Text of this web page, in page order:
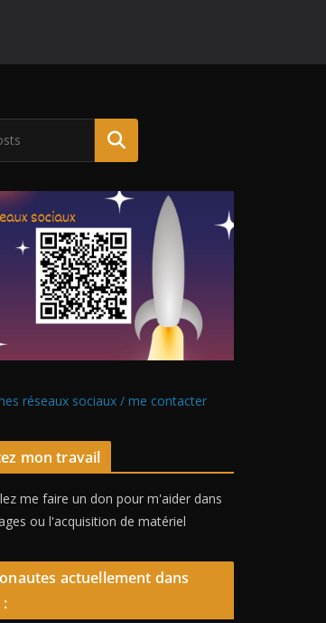
réseaux sociaux / me contacter
mon travail
me faire un don pour m'aider dans
ou l'acquisition de matériel
actuellement dans